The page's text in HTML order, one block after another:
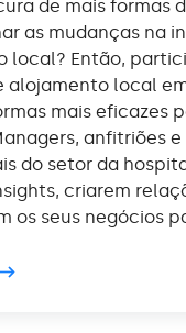
de mais formas
as mudanças na
local? Então,
alojamento local
mais eficazes
anfitriões e
do setor da
criarem
os seus negócios